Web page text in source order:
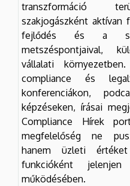
transzformáció
szakjogászként aktívan
fejlődés és a
metszéspontjaival,
vállalati
compliance és
konferenciákon,
képzéseken, írásai
Compliance Hírek
megfelelőség ne
hanem üzleti
funkcióként
működésében.